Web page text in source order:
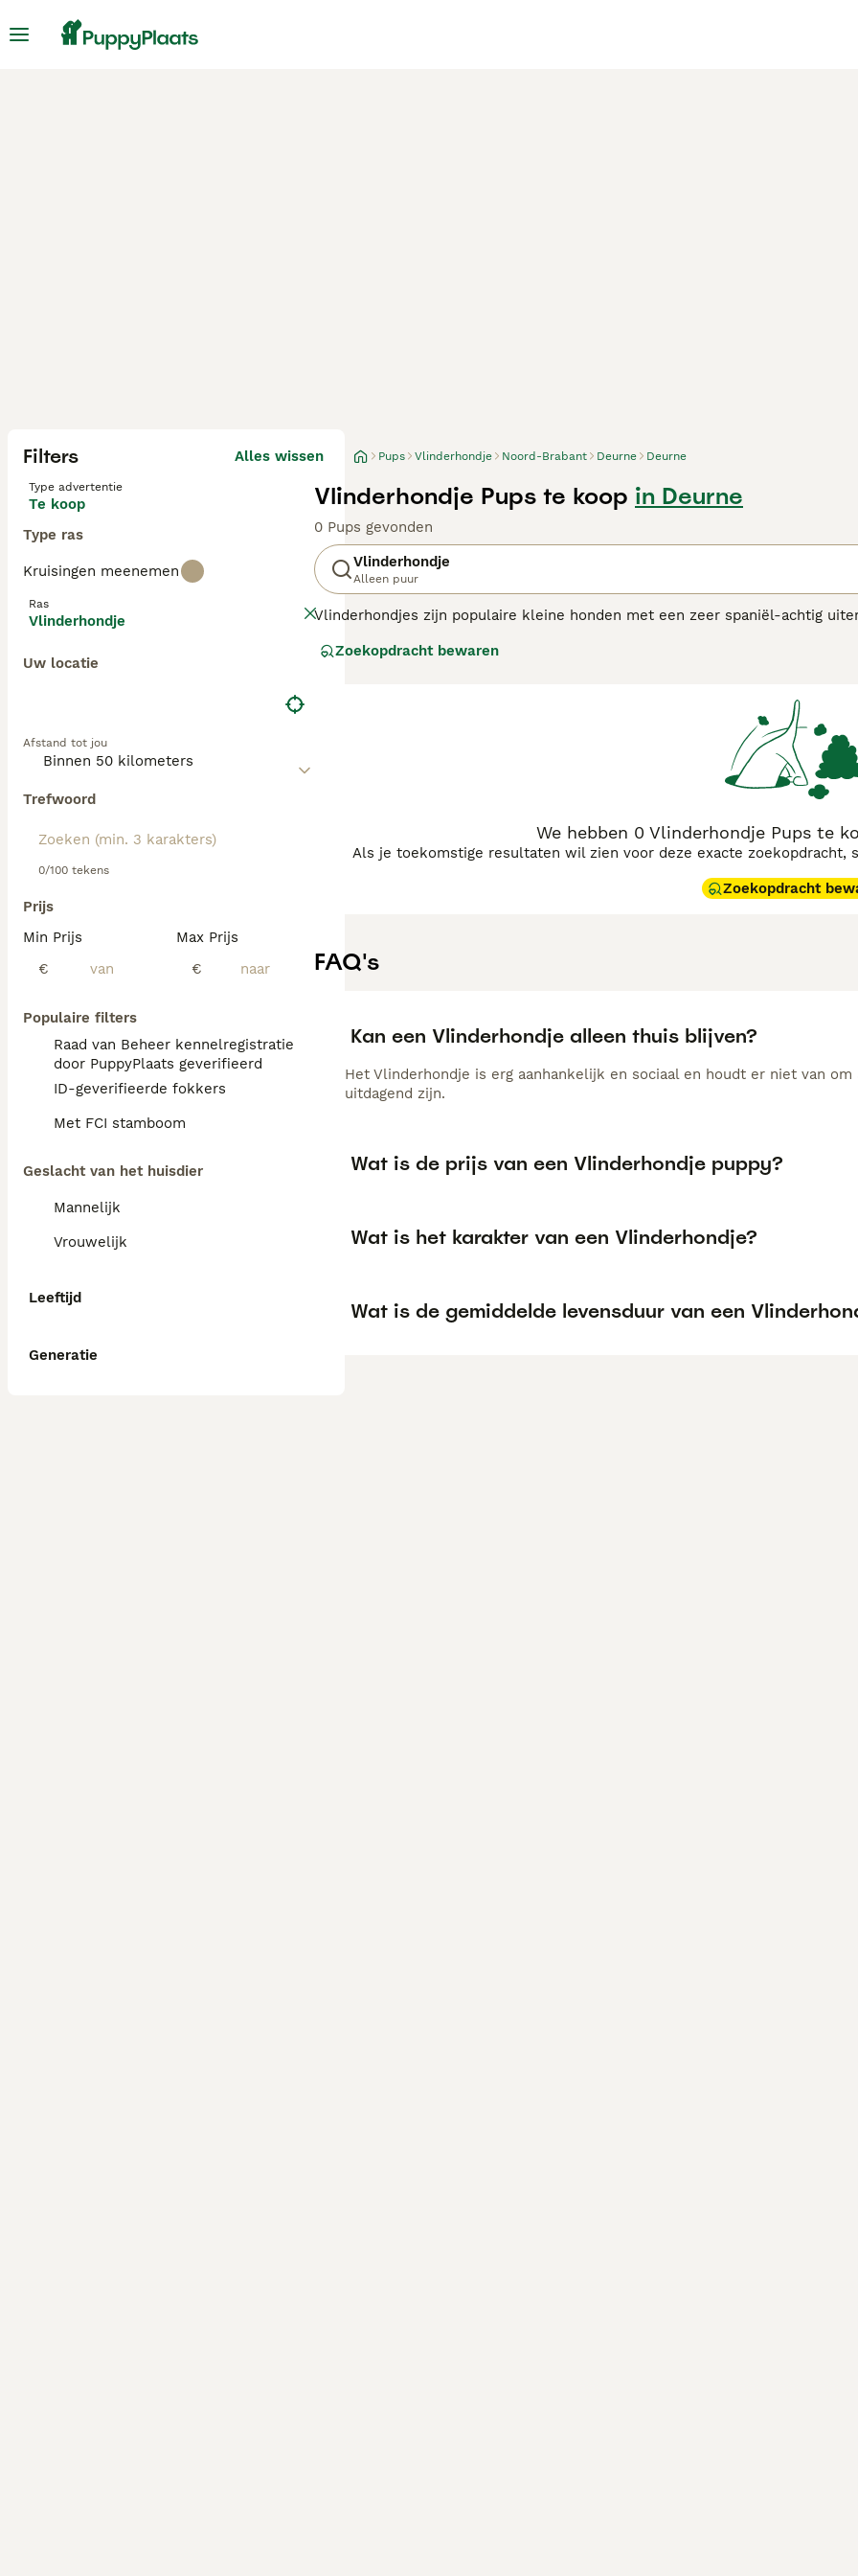
Filters Alles wissen
Type advertentie
Te koop
Type ras
Kruisingen meenemen
Ras
Vlinderhondje
Uw locatie
Afstand tot jou
Trefwoord
0/100 tekens
Prijs
Min Prijs
€
Max Prijs
€
Populaire filters
Raad van Beheer kennelregistratie
door PuppyPlaats geverifieerd
ID-geverifieerde fokkers
Met FCI stamboom
Geslacht van het huisdier
Mannelijk
Vrouwelijk
Leeftijd
Generatie
Pups Vlinderhondje Noord-Brabant Deurne Deurne
Vlinderhondje Pups te koop in Deurne
0 Pups gevonden
Vlinderhondje
Alleen puur
Vlinderhondjes zijn populaire kleine honden met een zeer spaniël-achtig
(papillon) doen denken. De eveneens grote oren van het
Lees onze Vlinderhondjes adviespagina voor informatie over dit hondenras.
Zoekopdracht bewaren
We hebben 0 Vlinderhondje Pups te
Als je toekomstige resultaten wil zien voor deze exacte zoekopdracht,
Zoekopdracht
FAQ's
Kan een Vlinderhondje alleen thuis blijven?
Het Vlinderhondje is erg aanhankelijk en sociaal en houdt er niet van
uitdagend zijn.
Wat is de prijs van een Vlinderhondje puppy?
Wat is het karakter van een Vlinderhondje?
Wat is de gemiddelde levensduur van een